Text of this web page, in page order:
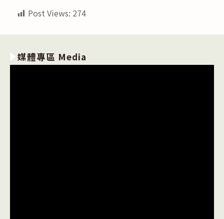
Post Views: 274
媒體專區 Media